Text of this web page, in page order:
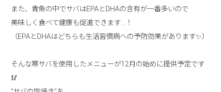
また、青魚の中でサバはEPAとDHAの含有が一番多いので
美味しく食べて健康も促進できます…！
（EPAとDHAはどちらも生活習慣病への予防効果があります✨）
そんな寒サバを使用したメニューが12月の始めに提供予定です
🥢